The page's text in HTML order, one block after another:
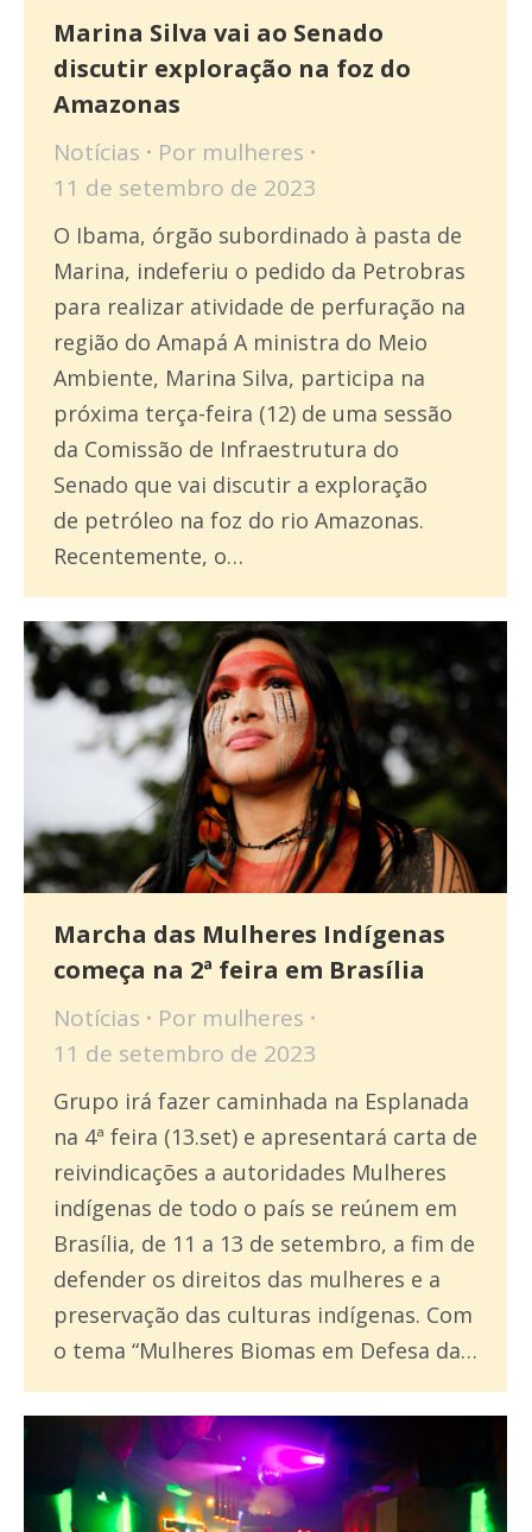
Marina Silva vai ao Senado
discutir exploração na foz do
Amazonas
Notícias Por mulheres
11 de setembro de 2023
O Ibama, órgão subordinado à pasta de
Marina, indeferiu o pedido da Petrobras
para realizar atividade de perfuração na
região do Amapá A ministra do Meio
Ambiente, Marina Silva, participa na
próxima terça-feira (12) de uma sessão
da Comissão de Infraestrutura do
Senado que vai discutir a exploração
de petróleo na foz do rio Amazonas.
Recentemente, o…
Marcha das Mulheres Indígenas
começa na 2ª feira em Brasília
Notícias Por mulheres
11 de setembro de 2023
Grupo irá fazer caminhada na Esplanada
na 4ª feira (13.set) e apresentará carta de
reivindicações a autoridades Mulheres
indígenas de todo o país se reúnem em
Brasília, de 11 a 13 de setembro, a fim de
defender os direitos das mulheres e a
preservação das culturas indígenas. Com
o tema “Mulheres Biomas em Defesa da…